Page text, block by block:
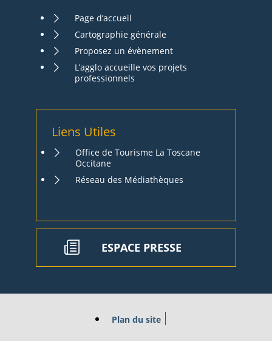
Page d’accueil
Cartographie générale
Proposez un évènement
L’agglo accueille vos projets
professionnels
Liens Utiles
Office de Tourisme La Toscane
Occitane
Réseau des Médiathèques
ESPACE PRESSE
Plan du site